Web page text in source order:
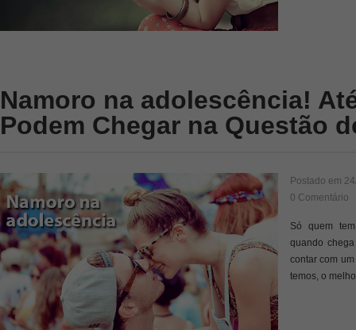
Namoro na adolescência!
Podem Chegar na Questão
Postado em
0 Comentário
Só quem
quando
contar com
temos, o